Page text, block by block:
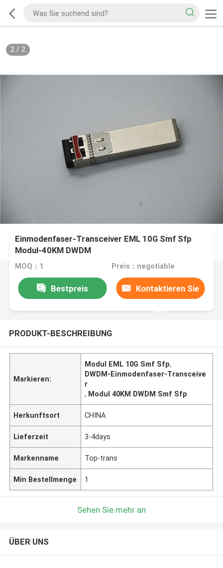
2/ 2
Einmodenfaser-Transceiver EML 10G Smf Sfp
Modul-40KM DWDM
MOQ：1 Preis：negotiable
Bestpreis Kontaktieren Sie
uns
PRODUKT-BESCHREIBUNG
Markieren:
Modul EML 10G Smf Sfp,
DWDM-Einmodenfaser-Transceive
r
, Modul 40KM DWDM Smf Sfp
Herkunftsort CHINA
Lieferzeit 3-4days
Markenname Top-trans
Min Bestellmenge 1
Sehen Sie mehr an
ÜBER UNS